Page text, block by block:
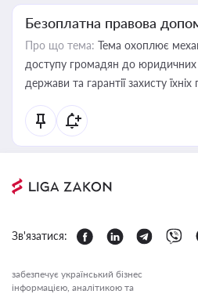
Безоплатна правова
Про що тема: Тема охоплює
доступу громадян до юридичних
держави та гарантії захисту їхніх
Зв'язатися:
забезпечує український бізнес
інформацією, аналітикою та